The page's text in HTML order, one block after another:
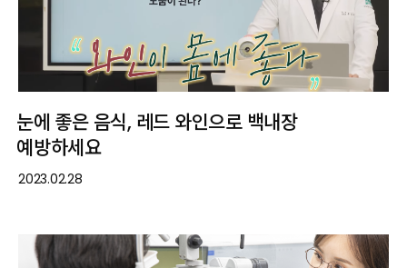
눈에 좋은 음식, 레드 와인으로 백내장
예방하세요
2023.02.28